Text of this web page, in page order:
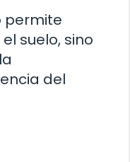
permite
suelo, sino
del